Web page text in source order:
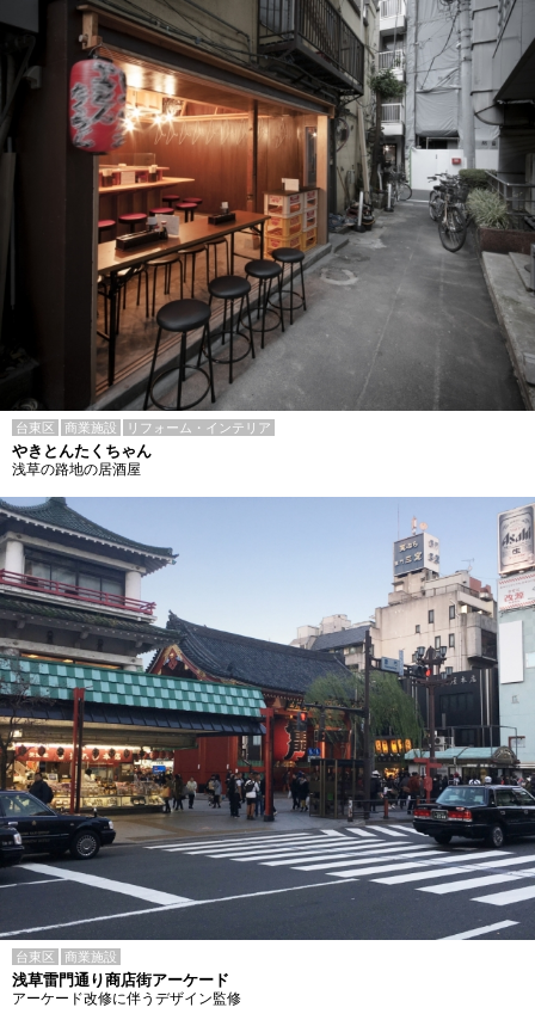
台東区 商業施設 リフォーム・インテリア
やきとんたくちゃん
浅草の路地の居酒屋
台東区 商業施設
浅草雷門通り商店街アーケード
アーケード改修に伴うデザイン監修